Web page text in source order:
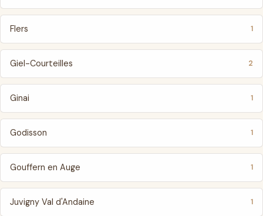
Flers 1
Giel-Courteilles 2
Ginai 1
Godisson 1
Gouffern en Auge 1
Juvigny Val d'Andaine 1